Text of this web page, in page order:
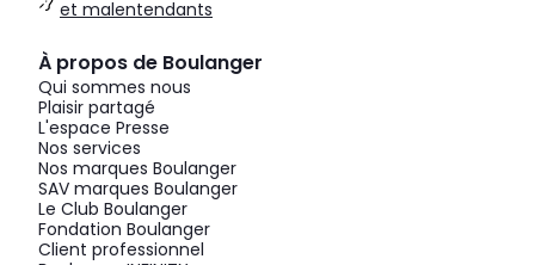
et malentendants
À propos de Boulanger
Qui sommes nous
Plaisir partagé
L'espace Presse
Nos services
Nos marques Boulanger
SAV marques Boulanger
Le Club Boulanger
Fondation Boulanger
Client professionnel